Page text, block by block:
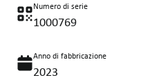
Numero di serie
1000769
Anno di fabbricazione
2023